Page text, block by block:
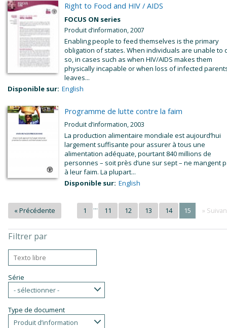
Right to Food and HIV / AIDS
FOCUS ON series
Produit d’information, 2007
Enabling people to feed themselves is the primary
obligation of states. When individuals are unable to
so, in cases such as when HIV/AIDS makes them
physically incapable or when loss of infected
leaves...
Disponible sur: English
Programme de lutte contre la faim
Produit d’information, 2003
La production alimentaire mondiale est aujourd’hui
largement suffisante pour assurer à tous une
alimentation adéquate, pourtant 840 millions de
personnes – soit près d’une sur sept – ne mangent
à leur faim. La plupart...
Disponible sur: English
« Précédente 1 ... 11 12 13 14 15 »
Filtrer par
Série
- sélectionner -
Type de document
Produit d’information